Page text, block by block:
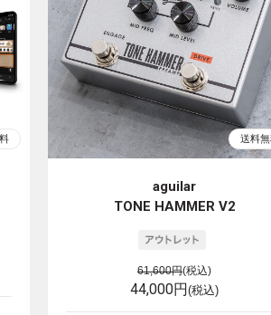
aguilar
TONE HAMMER V2
61,600円(税込)
44,000円(税込)